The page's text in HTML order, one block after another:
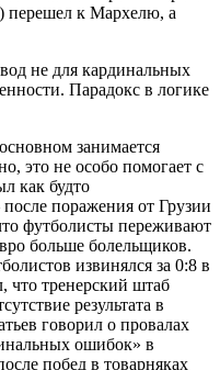
перешел к Мархелю, а
занимается
это не особо помогает с
как будто
поражения от Грузии
футболисты переживают
больше болельщиков.
извинялся за 0:8 в
что тренерский штаб
результата в
говорил о провалах
ошибок» в
побед в товарняках